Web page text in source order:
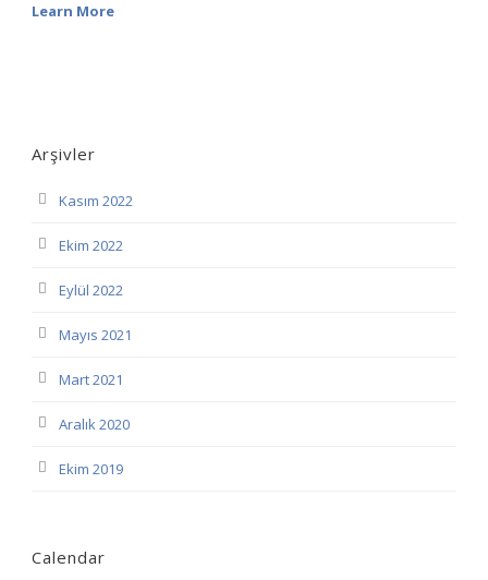
Learn More
Arşivler
Kasım 2022
Ekim 2022
Eylül 2022
Mayıs 2021
Mart 2021
Aralık 2020
Ekim 2019
Calendar